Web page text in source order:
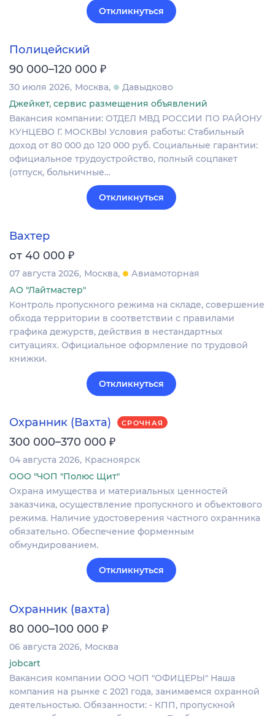
Откликнуться
Полицейский
90 000–120 000 ₽
30 июля 2026 Москва
Давыдково
Джейкет, сервис размещения объявлений
Вакансия компании: ОТДЕЛ МВД РОССИИ ПО РАЙОНУ
КУНЦЕВО Г. МОСКВЫ Условия работы: Стабильный
доход от 80 000 до 120 000 руб. Социальные гарантии:
официальное трудоустройство, полный соцпакет
(отпуск, больничные…
Откликнуться
Вахтер
от 40 000 ₽
07 августа 2026 Москва
Авиамоторная
АО "Лайтмастер"
Контроль пропускного режима на складе, совершение
обхода территории в соответствии с правилами
графика дежурств, действия в нестандартных
ситуациях. Официальное оформление по трудовой
книжки.
Откликнуться
Охранник (Вахта) СРОЧНАЯ
300 000–370 000 ₽
04 августа 2026 Красноярск
ООО "ЧОП "Полюс Щит"
Охрана имущества и материальных ценностей
заказчика, осуществление пропускного и объектового
режима. Наличие удостоверения частного охранника
обязательно. Обеспечение форменным
обмундированием.
Откликнуться
Охранник (вахта)
80 000–100 000 ₽
06 августа 2026 Москва
jobcart
Вакансия компании ООО ЧОП "ОФИЦЕРЫ" Наша
компания на рынке с 2021 года, занимаемся охранной
деятельностью. Обязанности: - КПП, пропускной